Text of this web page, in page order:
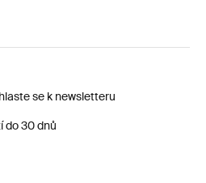
Černá
Palm Neutrální šedá
Thule Palm Soft Beige (selected)
se k newsletteru
do 30 dnů